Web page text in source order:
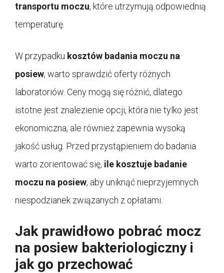
transportu moczu, które utrzymują odpowiednią
temperaturę.
W przypadku kosztów badania moczu na
posiew, warto sprawdzić oferty różnych
laboratoriów. Ceny mogą się różnić, dlatego
istotne jest znalezienie opcji, która nie tylko jest
ekonomiczna, ale również zapewnia wysoką
jakość usług. Przed przystąpieniem do badania
warto zorientować się, ile kosztuje badanie
moczu na posiew, aby uniknąć nieprzyjemnych
niespodzianek związanych z opłatami.
Jak prawidłowo pobrać mocz
na posiew bakteriologiczny i
jak go przechować